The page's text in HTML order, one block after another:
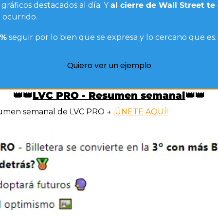
destacados al día. Y al cierre de Wall Street te
ocurrido.
seguir por lo bien que se expresa y lo cercano que es.
Quiero ver un ejemplo
👑👑LVC PRO - Resumen semanal👑👑
semanal de LVC PRO → ¡ÚNETE AQUÍ!